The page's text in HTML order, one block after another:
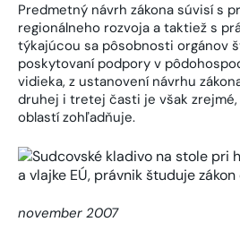
Predmetný návrh zákona súvisí s
regionálneho rozvoja a taktiež s
týkajúcou sa pôsobnosti orgánov
poskytovaní podpory v
vidieka, z ustanovení návrhu
druhej i tretej časti je však
oblastí zohľadňuje.
november 2007